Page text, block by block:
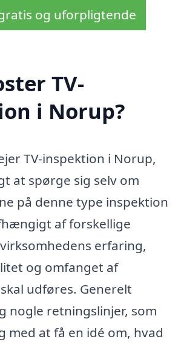
og uforpligtende
TV-
i Norup?
TV-inspektion i Norup,
at spørge sig selv om
på denne type inspektion
af forskellige
erfaring,
og omfanget af
udføres. Generelt
nogle retningslinjer, som
med at få en idé om, hvad